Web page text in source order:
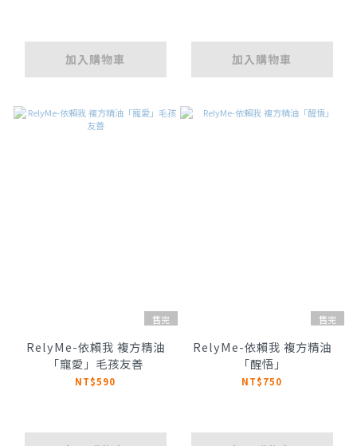
加入購物車 加入購物車
售完
RelyMe-依賴我 複方精油
「寵愛」毛孩友善
NT$590
售完
RelyMe-依賴我 複方精油
「醒悟」
NT$750